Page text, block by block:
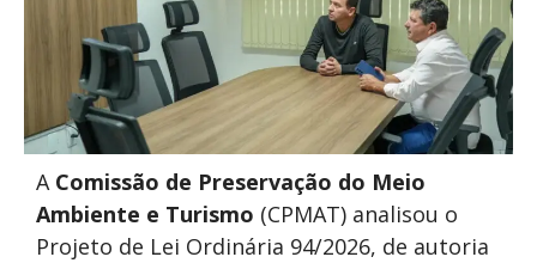
A Comissão de Preservação do Meio
Ambiente e Turismo (CPMAT) analisou o
Projeto de Lei Ordinária 94/2026, de autoria